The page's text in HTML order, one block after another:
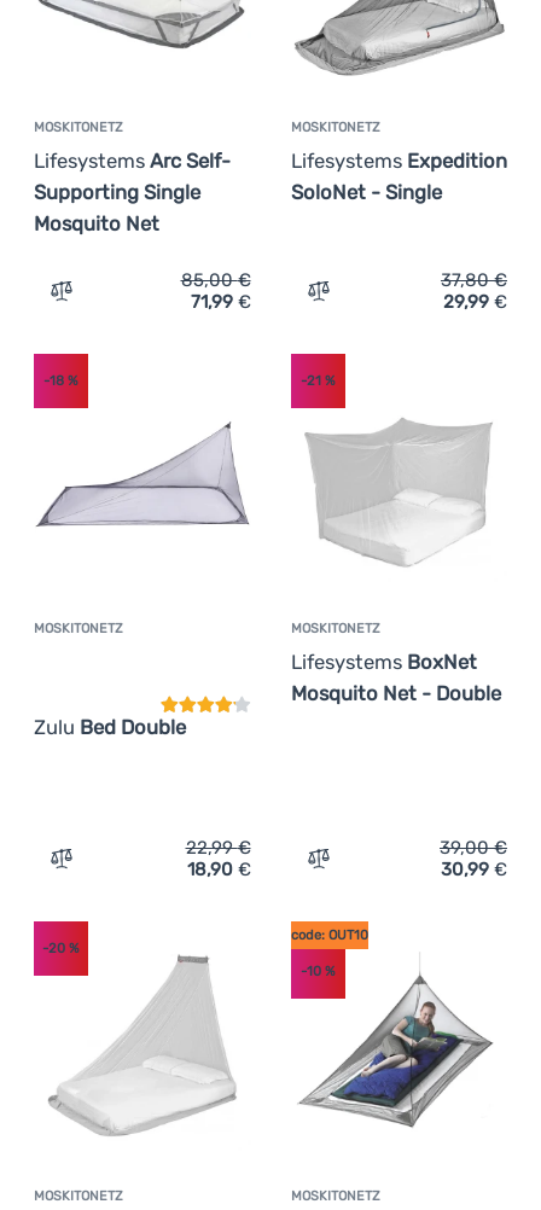
MOSKITONETZ
Lifesystems Arc Self-
Supporting Single
Mosquito Net
Zum Vergleich 'Moskitonetz Lifesystems Arc Self-
85,00€
71,99 €
MOSKITONETZ
Lifesystems Expedition
SoloNet - Single
Zum Vergleich
37,80€
29,99 €
MOSKITONETZ
Zulu Bed Double
Kundenbewertung
-18 %
Zum Vergleich 'Moskitonetz Zulu Bed Double'
22,99€
18,90 €
MOSKITONETZ
Lifesystems BoxNet
Mosquito Net - Double
-21%
Zum Vergleich
39,00€
30,99 €
MOSKITONETZ Kundenbewertung
-20 %
MOSKITONETZ
code: OUT10
-10%